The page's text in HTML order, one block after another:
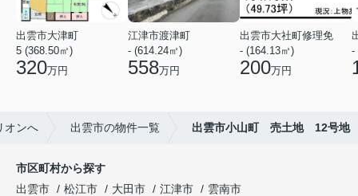
出雲市大津町
5 (368.50㎡)
320万円
江津市渡津町
- (614.24㎡)
558万円
出雲市大社町修理免
- (164.13㎡)
200万円
-
オンへ 出雲市の物件一覧 出雲市小山町 売土地 12号地
市区町村から探す
出雲市
松江市 大田市 江津市
雲南市